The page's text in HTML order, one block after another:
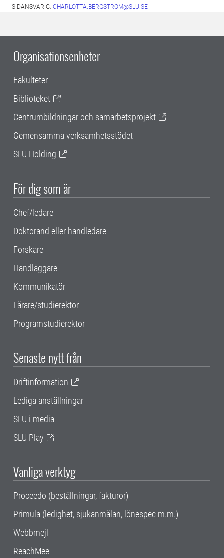
SIDANSVARIG: CHARLOTTA.BERGSTROM@SLU.SE
Organisationsenheter
Fakulteter
Biblioteket
Centrumbildningar och samarbetsprojekt
Gemensamma verksamhetsstödet
SLU Holding
För dig som är
Chef/ledare
Doktorand eller handledare
Forskare
Handläggare
Kommunikatör
Lärare/studierektor
Programstudierektor
Senaste nytt från
Driftinformation
Lediga anställningar
SLU i media
SLU Play
Vanliga verktyg
Proceedo (beställningar, fakturor)
Primula (ledighet, sjukanmälan, lönespec m.m.)
Webbmejl
ReachMee